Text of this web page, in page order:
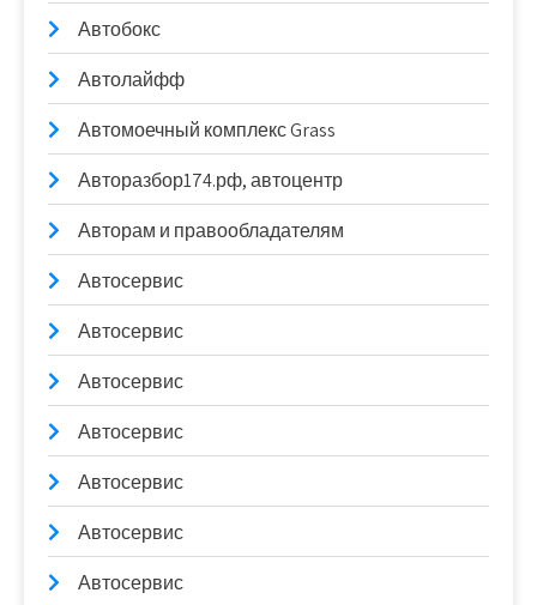
Автобокс
Автолайфф
Автомоечный комплекс Grass
Авторазбор174.рф, автоцентр
Авторам и правообладателям
Автосервис
Автосервис
Автосервис
Автосервис
Автосервис
Автосервис
Автосервис